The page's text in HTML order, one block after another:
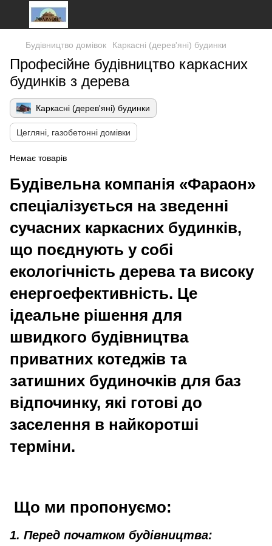
Будівництво домівок Каркасні (дерев'яні) будинки
Професійне будівництво каркасних
будинків з дерева
Каркасні (дерев'яні) будинки
Цегляні, газобетонні домівки
Немає товарів
Будівельна компанія «Фараон»
спеціалізується на зведенні
сучасних каркасних будинків,
що поєднують у собі
екологічність дерева та високу
енергоефективність. Це
ідеальне рішення для
швидкого будівництва
приватних котеджів та
затишних будиночків для баз
відпочинку, які готові до
заселення в найкоротші
терміни.
Що ми пропонуємо:
1. Перед початком будівництва: